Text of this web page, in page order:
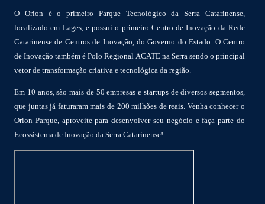
O Orion é o primeiro Parque Tecnológico da Serra Catarinense,
localizado em Lages, e possui o primeiro Centro de Inovação da Rede
Catarinense de Centros de Inovação, do Governo do Estado. O Centro
de Inovação também é Polo Regional ACATE na Serra sendo o principal
vetor de transformação criativa e tecnológica da região.
Em 10 anos, são mais de 50 empresas e startups de diversos segmentos,
que juntas já faturaram mais de 200 milhões de reais. Venha conhecer o
Orion Parque, aproveite para desenvolver seu negócio e faça parte do
Ecossistema de Inovação da Serra Catarinense!